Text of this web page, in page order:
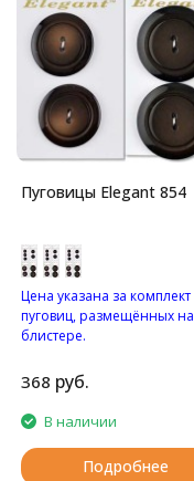
Пуговицы Elegant 854
Цена указана за комплект
пуговиц, размещённых на
блистере.
двумя отверстиями.
368 руб.
В наличии
Подробнее